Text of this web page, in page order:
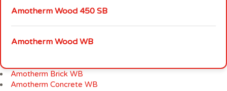
Amotherm Wood 450 SB
Amotherm Wood WB
Amotherm Brick WB
Amotherm Concrete WB